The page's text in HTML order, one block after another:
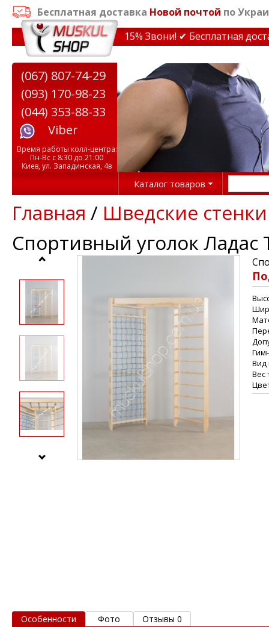
Бесплатная доставка Новой почтой по
на тренажеры до 15% Звони! ✔ Бесплатная
(067) 807-74-29
(093) 170-98-23
(044) 353-88-33
Viber
Время работы колл-центра:
Пн-Вс с 8:30 до 21:00
Киев, ул. Западинская, 4в
Каталог товаров
Главная / Шведские стенки
Спортивный уголок Ладас
Вид
Вес
Особенности Фото Отзывы 0